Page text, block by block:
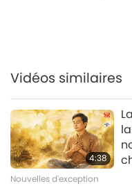
Vidéos similaires
4:38
Nouvelles d'exception